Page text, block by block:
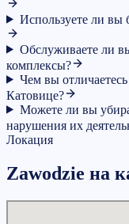
Используете ли вы
Обслуживаете ли
комплексы?
Чем вы
Катовице?
Можете ли вы
нарушения их
Локация
Zawodzie на